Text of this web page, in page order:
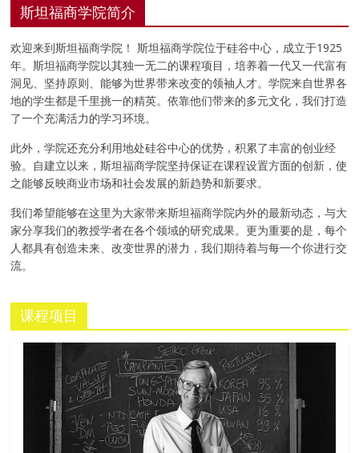
斯坦福商学院简介
欢迎来到斯坦福商学院！ 斯坦福商学院位于硅谷中心，成立于1925
年。斯坦福商学院以其独一无二的课程项目，培养着一代又一代富有
洞见、坚持原则、能够为世界带来改变的领袖人才。学院来自世界各
地的学生都是千里挑一的精英。依靠他们带来的多元文化，我们打造
了一个充满活力的学习环境。
此外，学院还充分利用地处硅谷中心的优势，积累了丰富的创业经
验。自建立以来，斯坦福商学院坚持保证在课程设置方面的创新，使
之能够反映商业市场和社会发展的新趋势和新要求。
我们希望能够在这里为大家带来斯坦福商学院内外的最新动态，与大
家分享我们的教授学者在各个领域的研究成果。更为重要的是，每个
人都具有创造未来、改变世界的潜力，我们期待着与每一个你进行交
流。
课程项目